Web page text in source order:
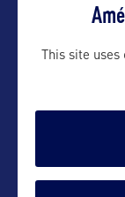
This site